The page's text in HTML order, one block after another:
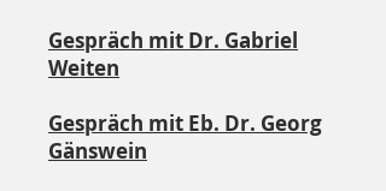
Gespräch mit Dr. Gabriel
Weiten
Gespräch mit Eb. Dr. Georg
Gänswein